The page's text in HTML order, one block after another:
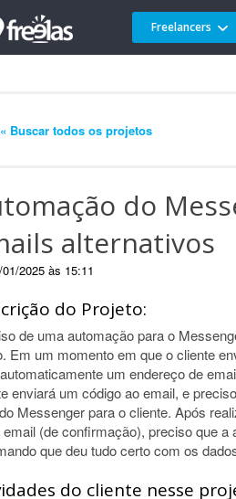
Freelancers
« Buscar todos os projetos
do
alternativos
2025 às 15:11
do Projeto:
de uma automação para o
Em um momento em que o cliente
um endereço de
enviará um código ao email, e
Messenger para o cliente. Após
(de confirmação), preciso que
que deu tudo certo com os
do cliente nesse